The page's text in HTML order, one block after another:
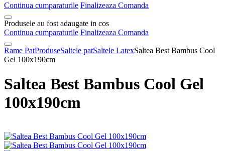
Continua cumparaturile Finalizeaza Comanda
Produsele au fost adaugate in cos
Continua cumparaturile Finalizeaza Comanda
Rame PatProduseSaltele patSaltele LatexSaltea Best Bambus Cool
Gel 100x190cm
Saltea Best Bambus Cool Gel
100x190cm